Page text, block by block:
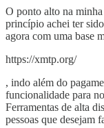
O ponto alto na
princípio achei ter
agora com uma base
https://xmtp.org/
, indo além do
funcionalidade para
Ferramentas de alta
pessoas que desejam